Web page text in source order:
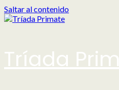
Saltar al contenido
Tríada